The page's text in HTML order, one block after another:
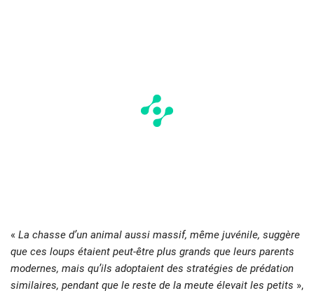
« La chasse d’un animal aussi massif, même juvénile, suggère
que ces loups étaient peut-être plus grands que leurs parents
modernes, mais qu’ils adoptaient des stratégies de prédation
similaires, pendant que le reste de la meute élevait les petits »,